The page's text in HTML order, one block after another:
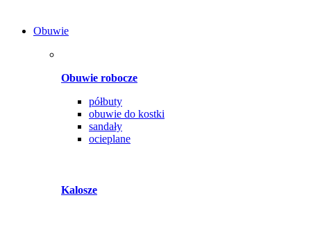
Obuwie
Obuwie robocze
półbuty
obuwie do kostki
sandały
ocieplane
Kalosze